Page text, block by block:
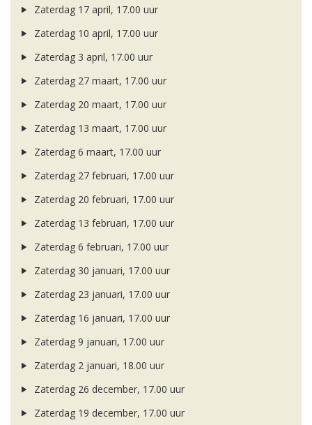
Zaterdag 17 april, 17.00 uur
Zaterdag 10 april, 17.00 uur
Zaterdag 3 april, 17.00 uur
Zaterdag 27 maart, 17.00 uur
Zaterdag 20 maart, 17.00 uur
Zaterdag 13 maart, 17.00 uur
Zaterdag 6 maart, 17.00 uur
Zaterdag 27 februari, 17.00 uur
Zaterdag 20 februari, 17.00 uur
Zaterdag 13 februari, 17.00 uur
Zaterdag 6 februari, 17.00 uur
Zaterdag 30 januari, 17.00 uur
Zaterdag 23 januari, 17.00 uur
Zaterdag 16 januari, 17.00 uur
Zaterdag 9 januari, 17.00 uur
Zaterdag 2 januari, 18.00 uur
Zaterdag 26 december, 17.00 uur
Zaterdag 19 december, 17.00 uur